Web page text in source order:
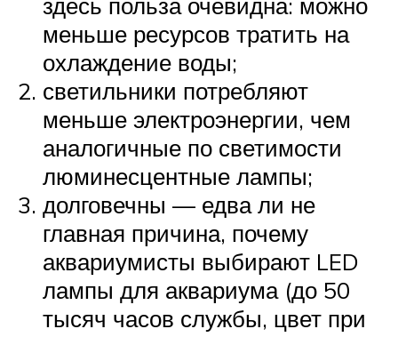
меньше ресурсов тратить на
охлаждение воды;
светильники потребляют
меньше электроэнергии, чем
аналогичные по светимости
люминесцентные лампы;
долговечны — едва ли не
главная причина, почему
аквариумисты выбирают LED
лампы для аквариума (до 50
тысяч часов службы, цвет при